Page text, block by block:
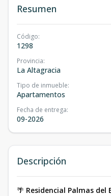
Resumen
Código:
1298
Provincia:
La Altagracia
Tipo de inmueble:
Apartamentos
Fecha de entrega:
09-2026
Descripción
🌴 Residencial Palmas del